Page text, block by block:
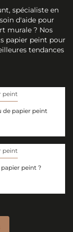
spécialiste en
d'aide pour
murale ? Nos
papier peint pour
tendances
peint
de papier peint
peint
peint ?